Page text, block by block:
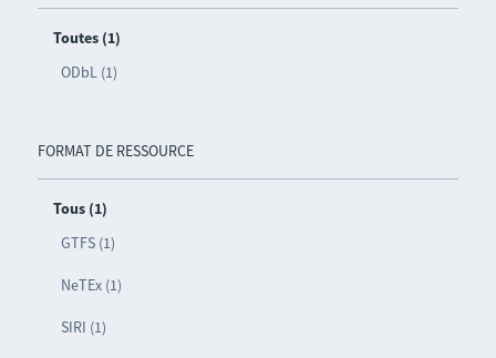
Toutes (1)
ODbL (1)
FORMAT DE RESSOURCE
Tous (1)
GTFS (1)
NeTEx (1)
SIRI (1)